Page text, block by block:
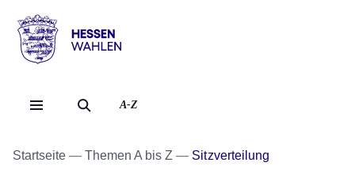
Hessen
Wahlen
A-Z
Startseite Themen A bis Z Sitzverteilung